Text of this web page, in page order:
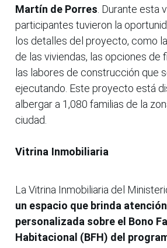
Martín de Porres . Durante esta
participantes tuvieron la
los detalles del proyecto, como
de las viviendas, las opciones de
las labores de construcción que
ejecutando. Este proyecto está
albergar a 1,080 familias de la
ciudad.
Vitrina Inmobiliaria
La Vitrina Inmobiliaria del
un espacio que brinda
personalizada sobre el Bono
Habitacional (BFH) del